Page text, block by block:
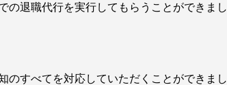
の退職代行を実行してもらうことができまし
のすべてを対応していただくことができまし